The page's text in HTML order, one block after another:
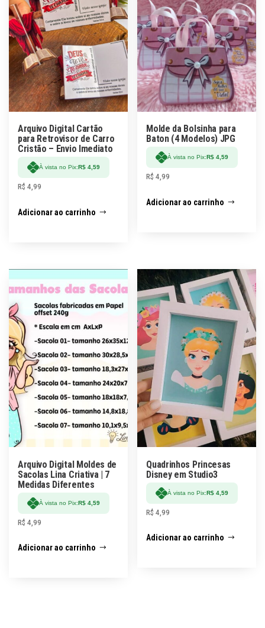
Arquivo Digital Cartão
para Retrovisor de Carro
Cristão – Envio Imediato
À vista no Pix:R$ 4,59
R$ 4,99
Adicionar ao carrinho
Molde da Bolsinha para
Baton (4 Modelos) JPG
À vista no Pix:R$ 4,59
R$ 4,99
Adicionar ao carrinho
Arquivo Digital Moldes de
Sacolas Lina Criativa | 7
Medidas Diferentes
À vista no Pix:R$ 4,59
R$ 4,99
Adicionar ao carrinho
Quadrinhos Princesas
Disney em Studio3
À vista no Pix:R$ 4,59
R$ 4,99
Adicionar ao carrinho